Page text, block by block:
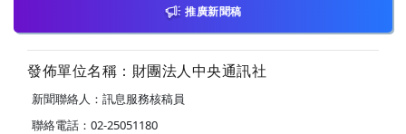
推廣新聞稿
發佈單位名稱：財團法人中央通訊社
新聞聯絡人：訊息服務核稿員
聯絡電話：02-25051180